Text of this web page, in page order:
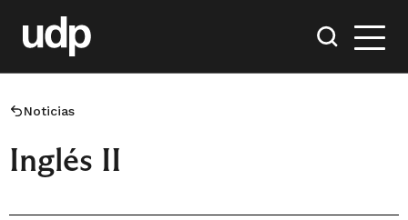
Noticias
Inglés II